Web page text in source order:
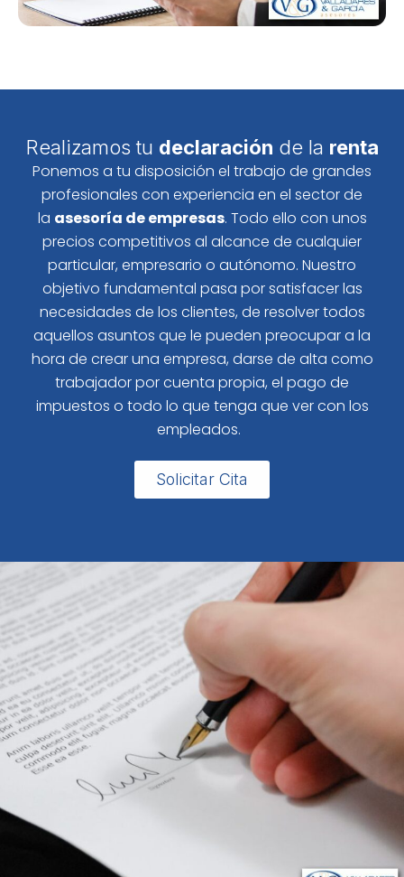
Realizamos tu declaración de la renta
Ponemos a tu disposición el trabajo de grandes
profesionales con experiencia en el sector de
la asesoría de empresas. Todo ello con unos
precios competitivos al alcance de cualquier
particular, empresario o autónomo. Nuestro
objetivo fundamental pasa por satisfacer las
necesidades de los clientes, de resolver todos
aquellos asuntos que le pueden preocupar a la
hora de crear una empresa, darse de alta como
trabajador por cuenta propia, el pago de
impuestos o todo lo que tenga que ver con los
empleados.
Solicitar Cita